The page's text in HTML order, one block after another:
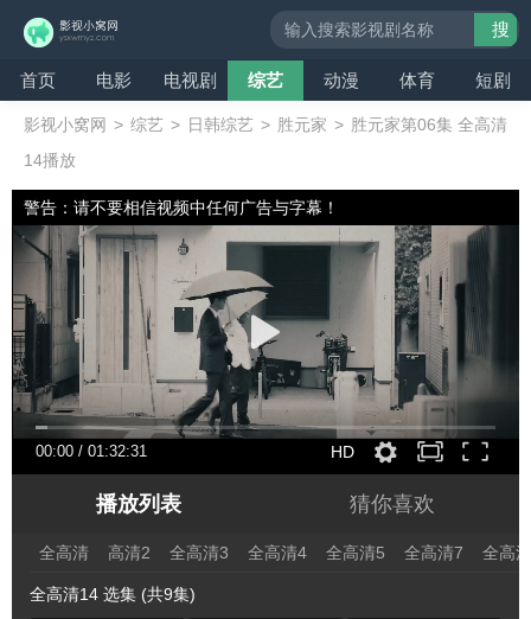
首页 电影 电视剧 综艺 动漫 体育 短剧
搜
影视小窝网 > 综艺 > 日韩综艺 > 胜元家 > 胜元家第06集 全高清
14播放
00:00 / 01:32:31 HD
警告：请不要相信视频中任何广告与字幕！
播放列表 猜你喜欢
全高清 高清2 全高清3 全高清4 全高清5 全高清7 全高
全高清14 选集 (共9集)